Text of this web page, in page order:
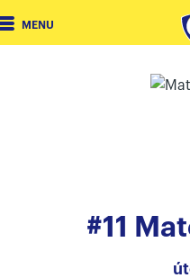
MENU
#11